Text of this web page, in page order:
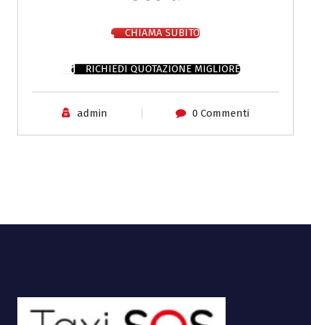
CHIAMA SUBITO
RICHIEDI QUOTAZIONE MIGLIORE
admin 0 Commenti